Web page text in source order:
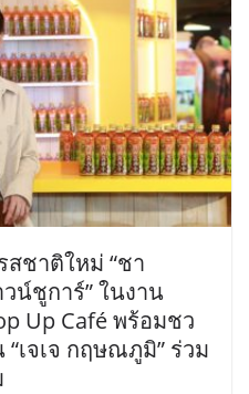
ชาติใหม่ “ชา
น์ชูการ์” ในงาน
Up Café พร้อมชว
เจเจ กฤษณภูมิ” ร่วม